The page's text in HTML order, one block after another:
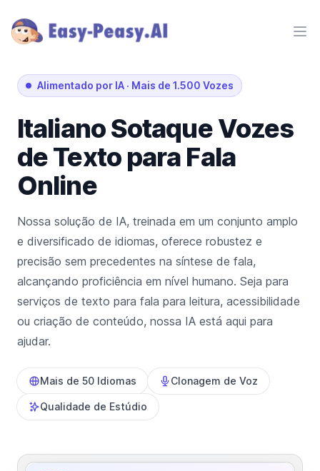
Alimentado por IA · Mais de 1.500 Vozes
ItalianoSotaqueVozes
de Texto para Fala
Online
Nossa solução de IA, treinada em um conjunto amplo
e diversificado de idiomas, oferece robustez e
precisão sem precedentes na síntese de fala,
alcançando proficiência em nível humano. Seja para
serviços de texto para fala para leitura, acessibilidade
ou criação de conteúdo, nossa IA está aqui para
ajudar.
Mais de 50 Idiomas Clonagem de Voz
Qualidade de Estúdio